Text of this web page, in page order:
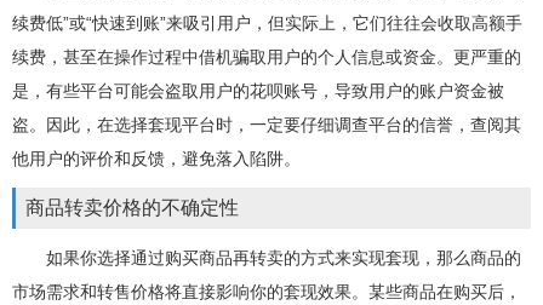
续费低”或“快速到账”来吸引用户，但实际上，它们往往会收取高额手
续费，甚至在操作过程中借机骗取用户的个人信息或资金。更严重的
是，有些平台可能会盗取用户的花呗账号，导致用户的账户资金被
盗。因此，在选择套现平台时，一定要仔细调查平台的信誉，查阅其
他用户的评价和反馈，避免落入陷阱。
商品转卖价格的不确定性
如果你选择通过购买商品再转卖的方式来实现套现，那么商品的
市场需求和转售价格将直接影响你的套现效果。某些商品在购买后，